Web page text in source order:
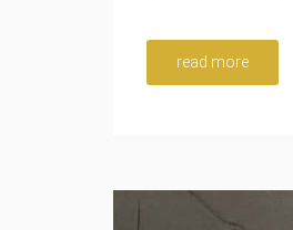
read more